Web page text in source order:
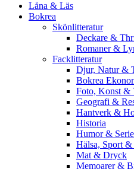
Låna & Läs
Bokrea
Skönlitteratur
Deckare &
Romaner &
Facklitteratur
Djur, Natur &
Bokrea
Foto, Konst &
Geografi &
Hantverk &
Historia
Humor &
Hälsa, Sport
Mat & Dryck
Memoarer &